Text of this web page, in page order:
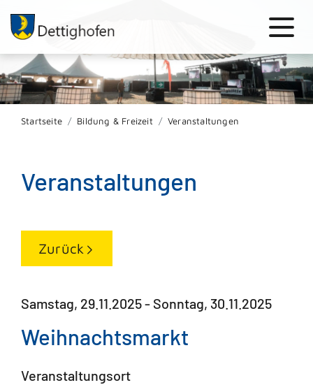
Startseite Bildung & Freizeit Veranstaltungen
Veranstaltungen
Zurück
Samstag, 29.11.2025- Sonntag, 30.11.2025
Weihnachtsmarkt
Veranstaltungsort